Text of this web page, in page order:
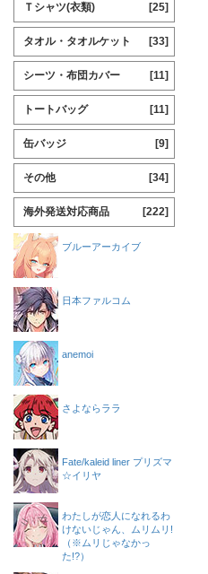
Ｔシャツ(衣類) [25]
タオル・タオルケット [33]
シーツ・布団カバー [11]
トートバッグ [11]
缶バッジ [9]
その他 [34]
海外発送対応商品 [222]
ブルーアーカイブ
日本ファルコム
anemoi
さよならララ
Fate/kaleid liner プリズマ
☆イリヤ
わたしが恋人になれるわ
けないじゃん、ムリムリ!
（※ムリじゃなかっ
た!?）